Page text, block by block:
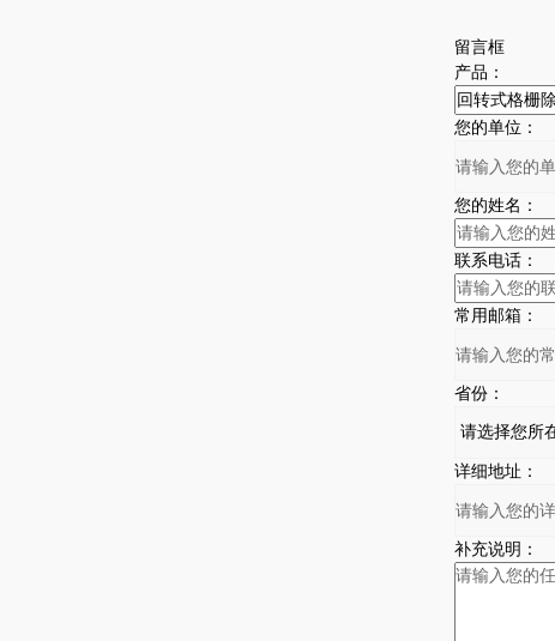
留言框
产品：
您的单位：
您的姓名：
联系电话：
常用邮箱：
省份：
详细地址：
补充说明：